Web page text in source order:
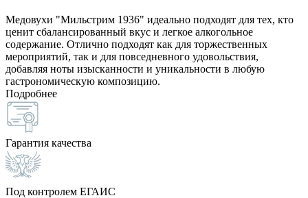
Медовухи "Мильстрим 1936" идеально подходят для тех, кто
ценит сбалансированный вкус и легкое алкогольное
содержание. Отлично подходят как для торжественных
мероприятий, так и для повседневного удовольствия,
добавляя ноты изысканности и уникальности в любую
гастрономическую композицию.
Подробнее
Гарантия качества
Под контролем ЕГАИС